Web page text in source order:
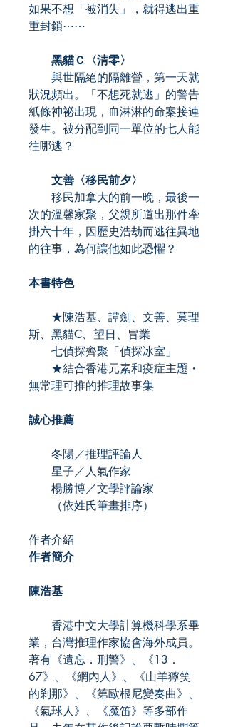
如果不想「被消失」，就得逃出重
重封鎖⋯⋯
黑貓Ｃ〈清零〉
與世隔絕的隔離營，第一天就
狀況頻出。「不想死就逃」的警告
紙條神祕出現，血淋淋的命案接連
發生。被分配到同一單位的七人能
往哪逃？
文善〈移民前夕〉
移民加拿大的前一晚，最後一
次的溫馨家聚，父親所道出那件牽
掛六十年，因歷史浩劫而逃往異地
的往事，為何讓他如此恐懼？
本書特色
★陳浩基、譚劍、文善、莫理
斯、黑貓C、望日、冒業
七偵探齊聚「偵探冰室」
★結合香港元素和疫症主題・
無常理可推的推理故事集
誠心推薦
冬陽／推理評論人
星子／人氣作家
楊勝博／文學評論家
（依姓氏筆畫排序）
作者介紹
作者簡介
陳浩基
香港中文大學計算機科學系畢
業，台灣推理作家協會海外成員。
著有《遺忘．刑警》、《13．
67》、《網內人》、《山羊獰笑
的剎那》、《第歐根尼變奏曲》、
《氣球人》、《魔笛》等多部作